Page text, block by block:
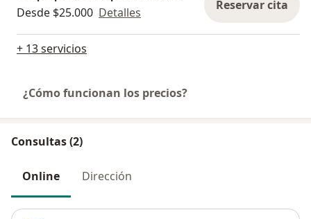
Desde $25.000 Detalles Reservar cita
+ 13 servicios
¿Cómo funcionan los precios?
Consultas (2)
Online Dirección